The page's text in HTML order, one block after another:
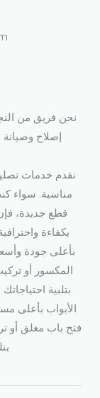
نحن فريق من
إصلاح وصيانة
نقدم خدمات
مناسبة. سواء
قطع جديدة،
بكفاءة
بأعلى جودة
المكسور أو
بتلبية
الأبواب بأعلى
فتح باب مغلق أو